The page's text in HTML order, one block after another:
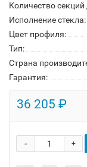
Количество секций
Исполнение стекла:
Цвет профиля:
Тип:
Страна
Гарантия:
36 205 ₽
+
-